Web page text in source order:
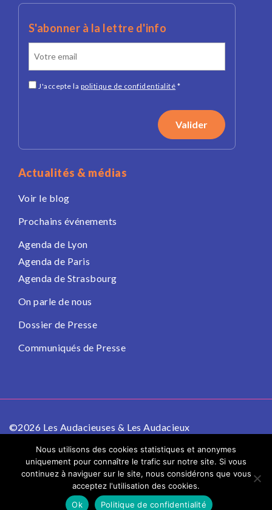
S'abonner à la lettre d'info
J'accepte la politique de confidentialité *
Actualités & médias
Voir le blog
Prochains événements
Agenda de Lyon
Agenda de Paris
Agenda de Strasbourg
On parle de nous
Dossier de Presse
Communiqués de Presse
©2026 Les Audacieuses & Les Audacieux
Politique de confidentialité
Mentions légales
Nous utilisons des cookies statistiques et anonymes
uniquement pour connaître le trafic sur notre site. Si vous
continuez à naviguer sur le site, nous considérons que vous
acceptez l'utilisation des cookies.
Ok
Politique de confidentialité